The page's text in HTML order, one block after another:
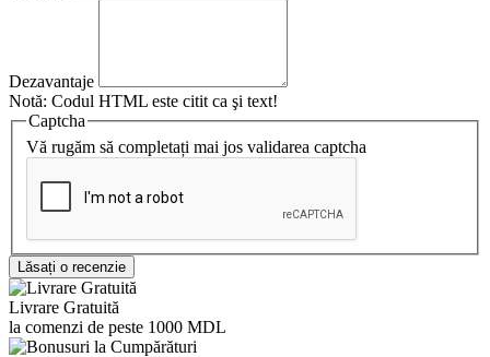
Dezavantaje
Notă: Codul HTML este citit ca şi text!
Captcha
Vă rugăm să completați mai jos validarea captcha
Lăsați o recenzie
Livrare Gratuită
la comenzi de peste 1000 MDL